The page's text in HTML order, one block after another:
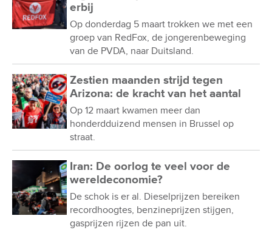
erbij
Op donderdag 5 maart trokken we met een
groep van RedFox, de jongerenbeweging
van de PVDA, naar Duitsland.
Zestien maanden strijd tegen
Arizona: de kracht van het aantal
Op 12 maart kwamen meer dan
honderdduizend mensen in Brussel op
straat.
Iran: De oorlog te veel voor de
wereldeconomie?
De schok is er al. Dieselprijzen bereiken
recordhoogtes, benzineprijzen stijgen,
gasprijzen rijzen de pan uit.